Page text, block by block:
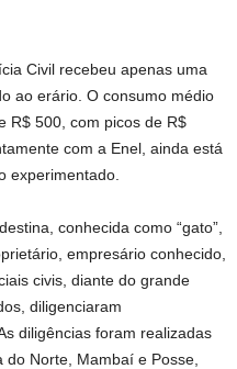
Civil recebeu apenas uma
ao erário. O consumo médio
R$ 500, com picos de R$
com a Enel, ainda está
experimentado.
conhecida como “gato”,
empresário conhecido,
civis, diante do grande
diligenciaram
diligências foram realizadas
Norte, Mambaí e Posse,